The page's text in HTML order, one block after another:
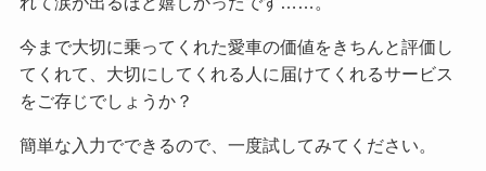
今まで大切に乗ってくれた愛車の価値をきちんと評価し
てくれて、大切にしてくれる人に届けてくれるサービス
をご存じでしょうか？
簡単な入力でできるので、一度試してみてください。